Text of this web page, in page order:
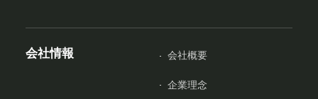
会社情報 会社概要
企業理念